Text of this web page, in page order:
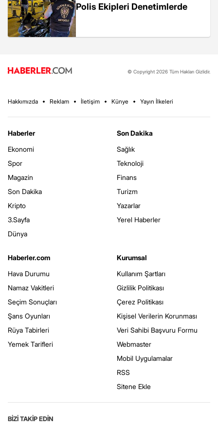
Polis Ekipleri Denetimlerde
© Copyright 2026 Tüm Hakları Gizlidir.
Hakkımızda Reklam İletişim Künye Yayın İlkeleri
Haberler
Ekonomi
Spor
Magazin
Son Dakika
Kripto
3.Sayfa
Dünya
Son Dakika
Sağlık
Teknoloji
Finans
Turizm
Yazarlar
Yerel Haberler
Haberler.com
Hava Durumu
Namaz Vakitleri
Seçim Sonuçları
Şans Oyunları
Rüya Tabirleri
Yemek Tarifleri
Kurumsal
Kullanım Şartları
Gizlilik Politikası
Çerez Politikası
Kişisel Verilerin Korunması
Veri Sahibi Başvuru Formu
Webmaster
Mobil Uygulamalar
RSS
Sitene Ekle
BİZİ TAKİP EDİN